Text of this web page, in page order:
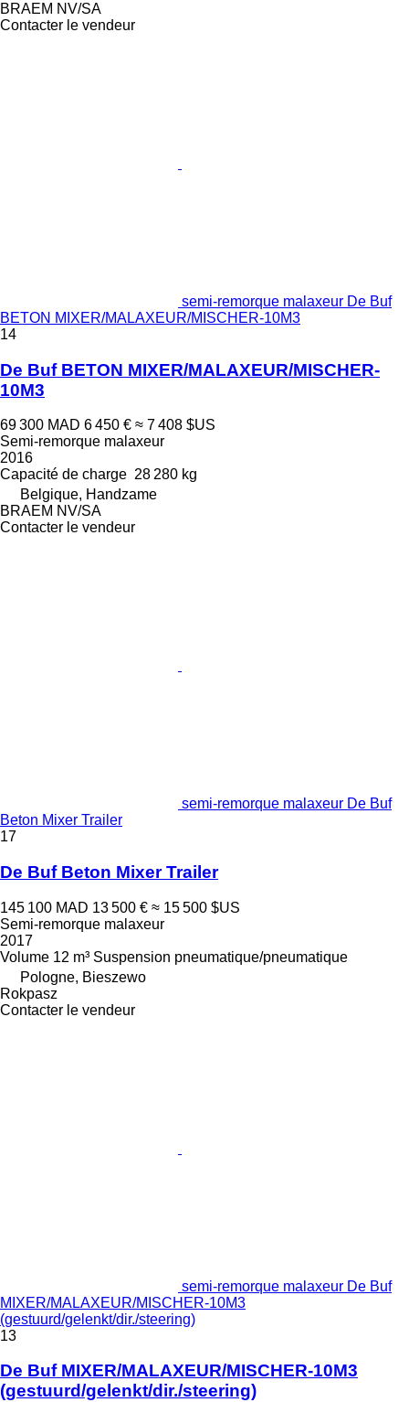
BRAEM NV/SA
Contacter le vendeur
semi-remorque malaxeur De Buf
BETON MIXER/MALAXEUR/MISCHER-10M3
14
De Buf BETON MIXER/MALAXEUR/MISCHER-
10M3
69 300 MAD 6 450 € ≈ 7 408 $US
Semi-remorque malaxeur
2016
Capacité de charge 28 280 kg
Belgique, Handzame
BRAEM NV/SA
Contacter le vendeur
semi-remorque malaxeur De Buf
Beton Mixer Trailer
17
De Buf Beton Mixer Trailer
145 100 MAD 13 500 € ≈ 15 500 $US
Semi-remorque malaxeur
2017
Volume 12 m³ Suspension pneumatique/pneumatique
Pologne, Bieszewo
Rokpasz
Contacter le vendeur
semi-remorque malaxeur De Buf
MIXER/MALAXEUR/MISCHER-10M3
(gestuurd/gelenkt/dir./steering)
13
De Buf MIXER/MALAXEUR/MISCHER-10M3
(gestuurd/gelenkt/dir./steering)